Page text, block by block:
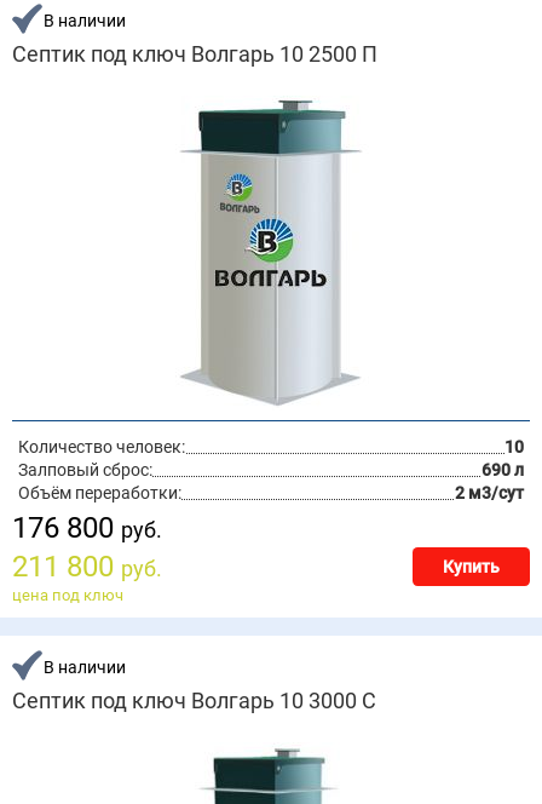
В наличии
Септик под ключ Волгарь 10 2500 П
Количество человек:
10
Залповый сброс:
690 л
Объём переработки:
2 м3/сут
176 800 руб.
211 800 руб. Купить
цена под ключ
В наличии
Септик под ключ Волгарь 10 3000 С